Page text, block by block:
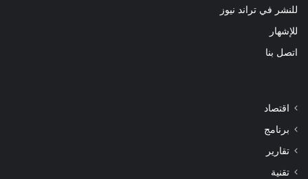
للنشر في تراند نيوز
للإشهار
اتصل بنا
اقتصاد
برنامج
تقارير
تقنية